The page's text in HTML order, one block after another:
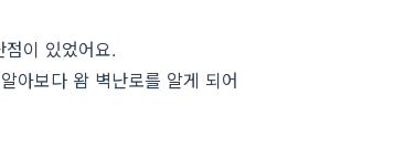
이 있었어요.
아보다 왐 벽난로를 알게 되어